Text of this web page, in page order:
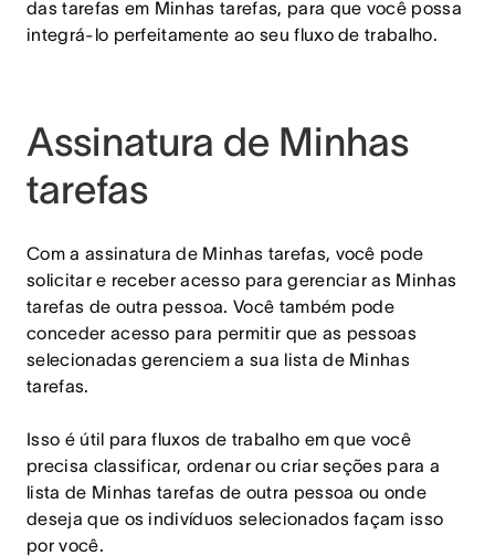
das tarefas em Minhas tarefas, para que você possa
integrá-lo perfeitamente ao seu fluxo de trabalho.
Assinatura de Minhas
tarefas
Com a assinatura de Minhas tarefas, você pode
solicitar e receber acesso para gerenciar as Minhas
tarefas de outra pessoa. Você também pode
conceder acesso para permitir que as pessoas
selecionadas gerenciem a sua lista de Minhas
tarefas.
Isso é útil para fluxos de trabalho em que você
precisa classificar, ordenar ou criar seções para a
lista de Minhas tarefas de outra pessoa ou onde
deseja que os indivíduos selecionados façam isso
por você.